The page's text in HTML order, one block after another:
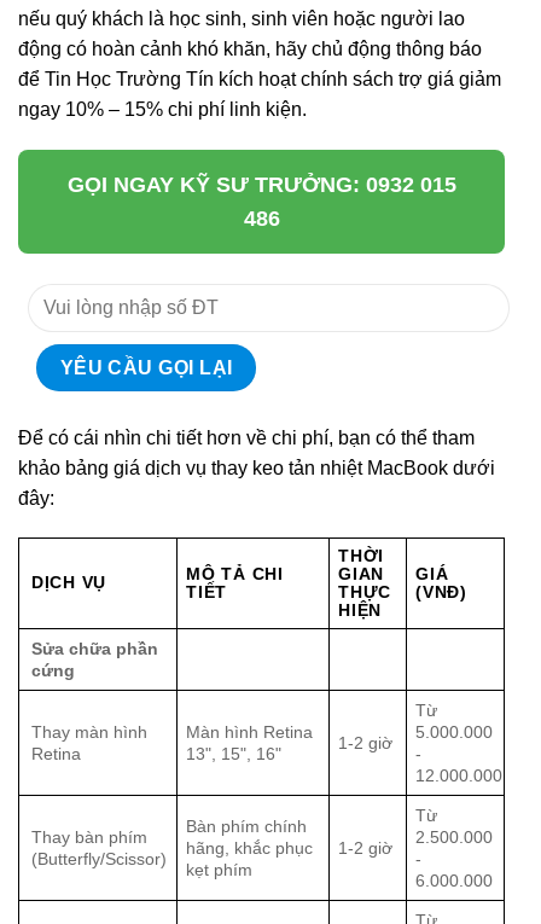
nếu quý khách là học sinh, sinh viên hoặc người lao
động có hoàn cảnh khó khăn, hãy chủ động thông báo
để Tin Học Trường Tín kích hoạt chính sách trợ giá giảm
ngay 10% – 15% chi phí linh kiện.
GỌI NGAY KỸ SƯ TRƯỞNG: 0932 015
486
Để có cái nhìn chi tiết hơn về chi phí, bạn có thể tham
khảo bảng giá dịch vụ thay keo tản nhiệt MacBook dưới
đây:
DỊCH VỤ
MÔ TẢ CHI
TIẾT
THỜI
GIAN
THỰC
HIỆN
GIÁ
(VNĐ)
Sửa chữa phần
cứng
Thay màn hình
Retina
Màn hình Retina
13", 15", 16"
1-2 giờ
Từ
5.000.000
-
12.000.000
Thay bàn phím
(Butterfly/Scissor)
Bàn phím chính
hãng, khắc phục
kẹt phím
1-2 giờ
Từ
2.500.000
-
6.000.000